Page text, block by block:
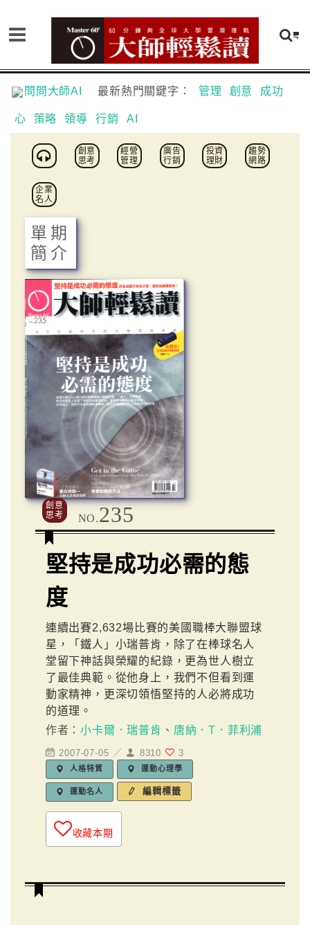
問問大師AI 最新熱門關鍵字： 管理 創意 成功
心 策略 領導 行銷 AI
創意
思考
經營
管理
廣告
行銷
投資
理財
趨勢
網路
企業
名人
單期
簡介
創意
思考
NO.235
堅持是成功必需的態
度
連續出賽2,632場比賽的美國職棒大聯盟球
星，「鐵人」小瑞普肯，除了在棒球名人
堂留下神話與榮耀的紀錄，更為世人樹立
了最佳典範。從他身上，我們不但看到運
動家精神，更深切領悟堅持的人必將成功
的道理。
作者：小卡爾．瑞普肯 、 唐納．T．菲利浦
2007-07-05 ／ 8310 3
人格特質 運動心理學
運動名人 編輯標籤
收藏本期